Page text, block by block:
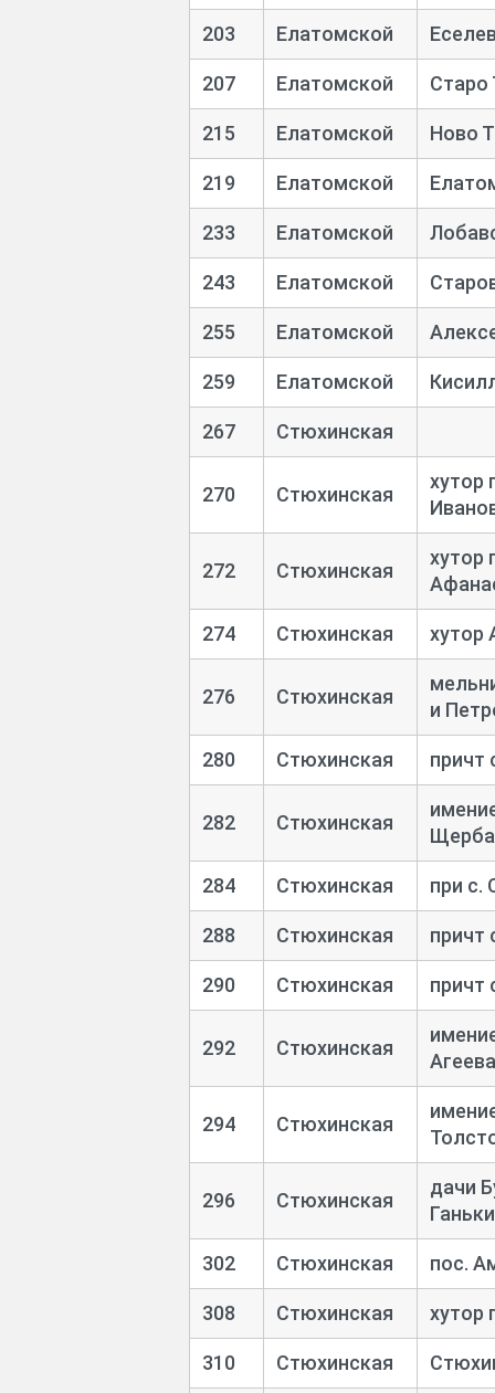
203 Елатомской
207 Елатомской Старо
215 Елатомской Ново
219 Елатомской
233 Елатомской
243 Елатомской
255 Елатомской
259 Елатомской
267 Стюхинская
270 Стюхинская
хутор
272 Стюхинская
хутор
274 Стюхинская хутор
276 Стюхинская
и
280 Стюхинская причт
282 Стюхинская
284 Стюхинская при с.
288 Стюхинская причт
290 Стюхинская причт
292 Стюхинская
Агеева
294 Стюхинская
296 Стюхинская
дачи
302 Стюхинская пос.
308 Стюхинская хутор
310 Стюхинская